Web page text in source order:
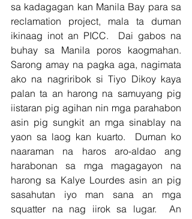
sa kadagagan kan Manila Bay para sa
reclamation project, mala ta duman
ikinaag inot an PICC.  Dai gabos na
buhay sa Manila poros kaogmahan.
Sarong amay na pagka aga, nagimata
ako na nagriribok si Tiyo Dikoy kaya
palan ta an harong na samuyang pig
iistaran pig agihan nin mga parahabon
asin pig sungkit an mga sinablay na
yaon sa laog kan kuarto.  Duman ko
naaraman na haros aro-aldao ang
harabonan sa mga magagayon na
harong sa Kalye Lourdes asin an pig
sasahutan iyo man sana an mga
squatter na nag iirok sa lugar.  An